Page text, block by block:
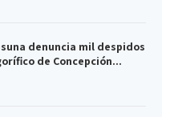
denuncia mil despidos
de Concepción...